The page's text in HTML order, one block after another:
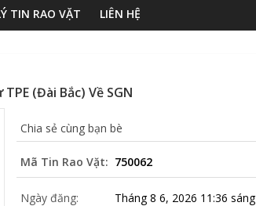
TIN RAO VẶT LIÊN HỆ
(Đài Bắc) Về SGN
Chia sẻ cùng bạn bè
Mã Tin Rao Vặt: 750062
Ngày đăng: Tháng 8 6, 2026 11:36 sáng